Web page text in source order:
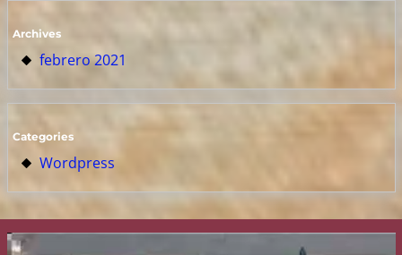
Archives
febrero 2021
Categories
Wordpress